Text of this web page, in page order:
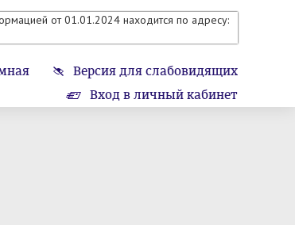
от 01.01.2024 находится по адресу:
Версия для слабовидящих
Вход в личный кабинет